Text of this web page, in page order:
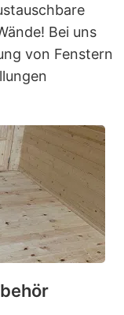
Bei uns
von Fenstern